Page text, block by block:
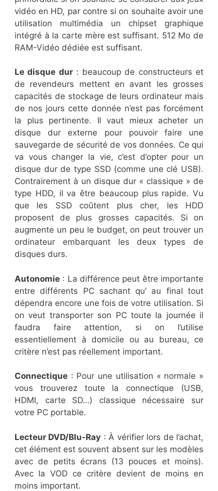
vidéo en HD, par contre si on souhaite avoir une
utilisation multimédia un chipset graphique
intégré à la carte mère est suffisant. 512 Mo de
RAM-Vidéo dédiée est suffisant.
Le disque dur: beaucoup de constructeurs et
de revendeurs mettent en avant les grosses
capacités de stockage de leurs ordinateur mais
de nos jours cette donnée n’est pas forcément
la plus pertinente. Il vaut mieux acheter un
disque dur externe pour pouvoir faire une
sauvegarde de sécurité de vos données. Ce qui
va vous changer la vie, c’est d’opter pour un
disque dur de type SSD (comme une clé USB).
Contrairement à un disque dur « classique » de
type HDD, il va être beaucoup plus rapide. Vu
que les SSD coûtent plus cher, les HDD
proposent de plus grosses capacités. Si on
augmente un peu le budget, on peut trouver un
ordinateur embarquant les deux types de
disques durs.
Autonomie : La différence peut être importante
entre différents PC sachant qu’ au final tout
dépendra encore une fois de votre utilisation. Si
on veut transporter son PC toute la journée il
faudra faire attention, si on l’utilise
essentiellement à domicile ou au bureau, ce
critère n’est pas réellement important.
Connectique : Pour une utilisation « normale »
vous trouverez toute la connectique (USB,
HDMI, carte SD…) classique nécessaire sur
votre PC portable.
Lecteur DVD/Blu-Ray : À vérifier lors de l’achat,
cet élément est souvent absent sur les modèles
avec de petits écrans (13 pouces et moins).
Avec la VOD ce critère devient de moins en
moins important.